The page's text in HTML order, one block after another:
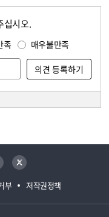
십시오.
족 매우불만족
부 저작권정책
트위터